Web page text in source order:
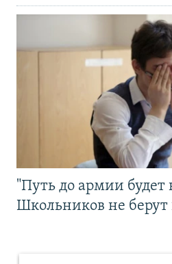
"Путь до армии будет
Школьников не берут